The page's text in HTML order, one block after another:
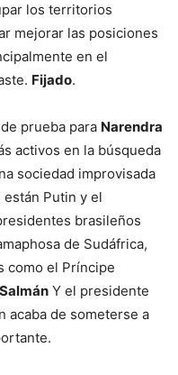
los territorios
mejorar las posiciones
en el
Fijado.
prueba para Narendra
activos en la búsqueda
sociedad improvisada
Putin y el
brasileños
de Sudáfrica,
como el Príncipe
Y el presidente
acaba de someterse a